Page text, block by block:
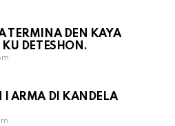
TERMINA DEN KAYA
KU DETESHON.
I ARMA DI KANDELA